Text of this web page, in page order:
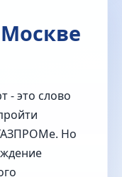
- это слово
Но